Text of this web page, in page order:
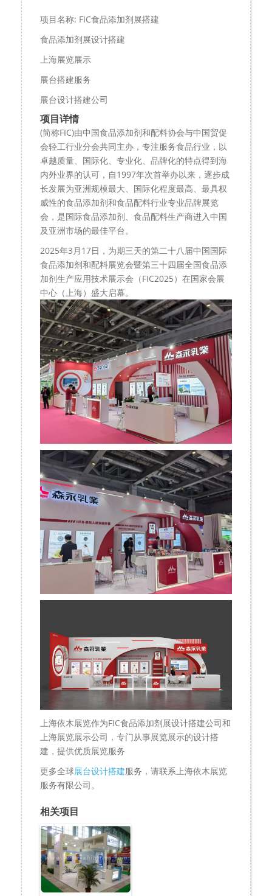
项目名称: FIC食品添加剂展搭建
食品添加剂展设计搭建
上海展览展示
展台搭建服务
展台设计搭建公司
项目详情
(简称FIC)由中国食品添加剂和配料协会与中国贸促
会轻工行业分会共同主办，专注服务食品行业，以
卓越质量、国际化、专业化、品牌化的特点得到海
内外业界的认可，自1997年次首举办以来，逐步成
长发展为亚洲规模最大、国际化程度最高、最具权
威性的食品添加剂和食品配料行业专业品牌展览
会，是国际食品添加剂、食品配料生产商进入中国
及亚洲市场的最佳平台。
2025年3月17日，为期三天的第二十八届中国国际
食品添加剂和配料展览会暨第三十四届全国食品添
加剂生产应用技术展示会（FIC2025）在国家会展
中心（上海）盛大启幕。
上海依木展览作为FIC食品添加剂展设计搭建公司和
上海展览展示公司，专门从事展览展示的设计搭
建，提供优质展览服务
更多全球展台设计搭建服务，请联系上海依木展览
服务有限公司。
相关项目